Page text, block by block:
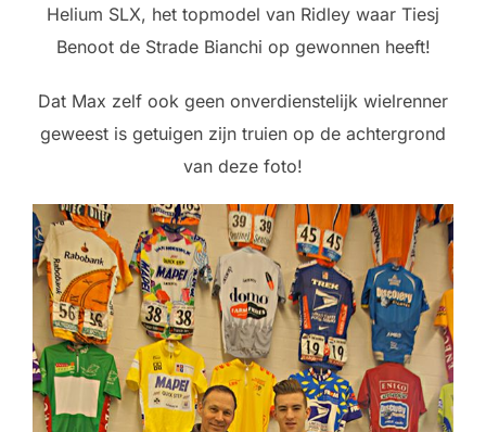
Helium SLX, het topmodel van Ridley waar Tiesj
Benoot de Strade Bianchi op gewonnen heeft!
Dat Max zelf ook geen onverdienstelijk wielrenner
geweest is getuigen zijn truien op de achtergrond
van deze foto!